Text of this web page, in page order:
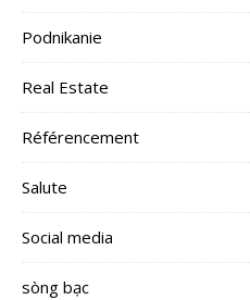
Podnikanie
Real Estate
Référencement
Salute
Social media
sòng bạc